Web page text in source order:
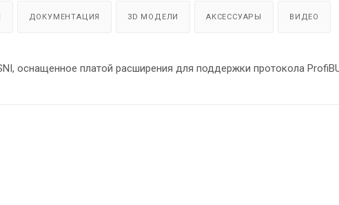
ДОКУМЕНТАЦИЯ 3D МОДЕЛИ АКСЕССУАРЫ ВИДЕО
SNI + SNI-DP – это устройство плавного пуска серии SNI, оснащенное платой расширения для поддержки протокола